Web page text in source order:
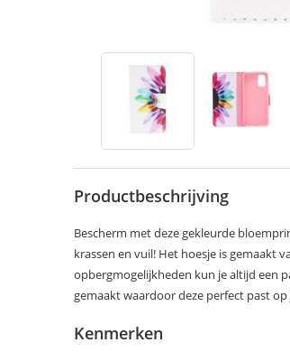
Productbeschrijving
Bescherm met deze gekleurde
krassen en vuil! Het hoesje is gemaakt
opbergmogelijkheden kun je altijd een
gemaakt waardoor deze perfect past op
Kenmerken